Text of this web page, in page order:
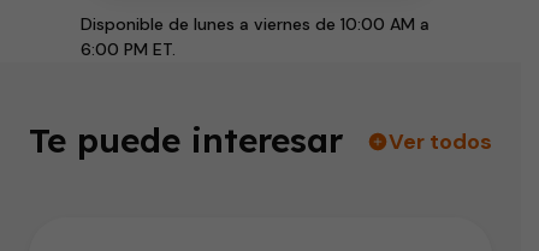
Disponible de lunes a viernes de 10:00 AM a
6:00 PM ET.
Te puede interesar Ver todos